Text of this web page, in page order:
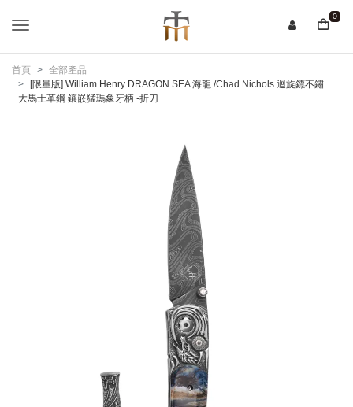
0
首頁
全部產品
[限量版] William Henry DRAGON SEA 海龍 /Chad Nichols 迴旋鏢不鏽
大馬士革鋼 鑲嵌猛瑪象牙柄 -折刀